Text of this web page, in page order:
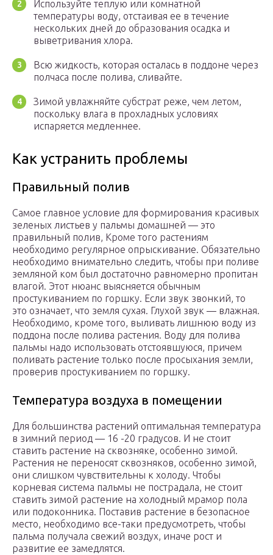
Используйте теплую или комнатной
температуры воду, отстаивая ее в течение
нескольких дней до образования осадка и
выветривания хлора.
Всю жидкость, которая осталась в поддоне через
полчаса после полива, сливайте.
Зимой увлажняйте субстрат реже, чем летом,
поскольку влага в прохладных условиях
испаряется медленнее.
Как устранить проблемы
Правильный полив
Самое главное условие для формирования красивых
зеленых листьев у пальмы домашней — это
правильный полив, Кроме того растениям
необходимо регулярное опрыскивание. Обязательно
необходимо внимательно следить, чтобы при поливе
земляной ком был достаточно равномерно пропитан
влагой. Этот нюанс выясняется обычным
простукиванием по горшку. Если звук звонкий, то
это означает, что земля сухая. Глухой звук — влажная.
Необходимо, кроме того, выливать лишнюю воду из
поддона после полива растения. Воду для полива
пальмы надо использовать отстоявшуюся, причем
поливать растение только после просыхания земли,
проверив простукиванием по горшку.
Температура воздуха в помещении
Для большинства растений оптимальная температура
в зимний период — 16 -20 градусов. И не стоит
ставить растение на сквозняке, особенно зимой.
Растения не переносят сквозняков, особенно зимой,
они слишком чувствительны к холоду. Чтобы
корневая система пальмы не пострадала, не стоит
ставить зимой растение на холодный мрамор пола
или подоконника. Поставив растение в безопасное
место, необходимо все-таки предусмотреть, чтобы
пальма получала свежий воздух, иначе рост и
развитие ее замедлятся.